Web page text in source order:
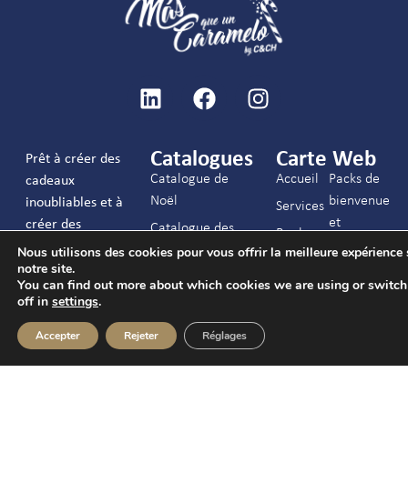
Prêt à créer des
cadeaux
inoubliables et à
créer des
surprises
ensemble ?
Donnez-nous
votre numéro de
téléphone et
Catalogues
Catalogue de
Noël
Catalogue des
hôtels
Catalogue
Contact
C/ Joaquín Arroyo
9 Oficina 28033
Carte Web
Accueil
Services
Bonbons
Chocolats
Noix et
Packs de
bienvenue
et
brunchs
Nous utilisons des cookies pour vous offrir la meilleure expérience
notre site.
You can find out more about which cookies we are using or
off in settings.
Accepter Rejeter Réglages